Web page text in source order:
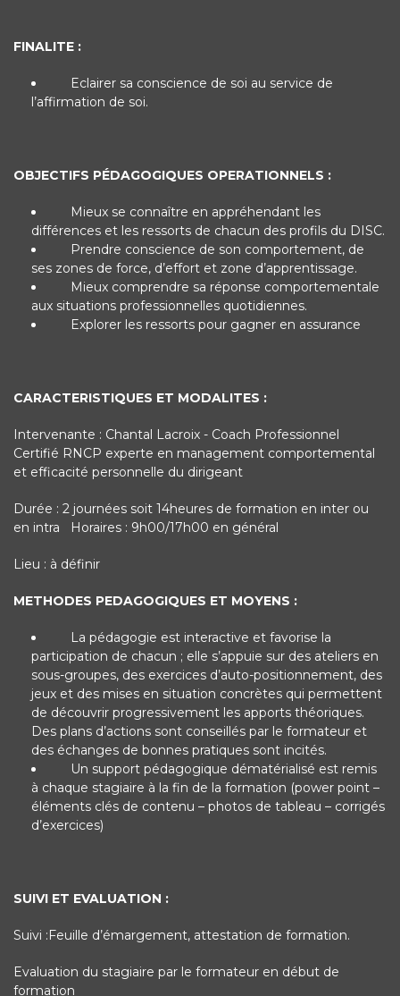
FINALITE :
Eclairer sa conscience de soi au service de
l’affirmation de soi.
OBJECTIFS PÉDAGOGIQUES OPERATIONNELS :
Mieux se connaître en appréhendant les
différences et les ressorts de chacun des profils du DISC.
Prendre conscience de son comportement, de
ses zones de force, d’effort et zone d’apprentissage.
Mieux comprendre sa réponse comportementale
aux situations professionnelles quotidiennes.
Explorer les ressorts pour gagner en assurance
CARACTERISTIQUES ET MODALITES :
Intervenante : Chantal Lacroix - Coach Professionnel
Certifié RNCP experte en management comportemental
et efficacité personnelle du dirigeant
Durée : 2 journées soit 14heures de formation en inter ou
en intra Horaires : 9h00/17h00 en général
Lieu : à définir
METHODES PEDAGOGIQUES ET MOYENS :
La pédagogie est interactive et favorise la
participation de chacun ; elle s’appuie sur des ateliers en
sous-groupes, des exercices d’auto-positionnement, des
jeux et des mises en situation concrètes qui permettent
de découvrir progressivement les apports théoriques.
Des plans d’actions sont conseillés par le formateur et
des échanges de bonnes pratiques sont incités.
Un support pédagogique dématérialisé est remis
à chaque stagiaire à la fin de la formation (power point –
éléments clés de contenu – photos de tableau – corrigés
d’exercices)
SUIVI ET EVALUATION :
Suivi :Feuille d’émargement, attestation de formation.
Evaluation du stagiaire par le formateur en début de
formation